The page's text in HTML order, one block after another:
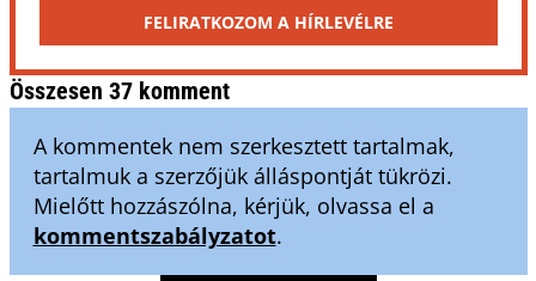
FELIRATKOZOM A HÍRLEVÉLRE
Összesen 37 komment
A kommentek nem szerkesztett tartalmak,
tartalmuk a szerzőjük álláspontját tükrözi.
Mielőtt hozzászólna, kérjük, olvassa el a
kommentszabályzatot.